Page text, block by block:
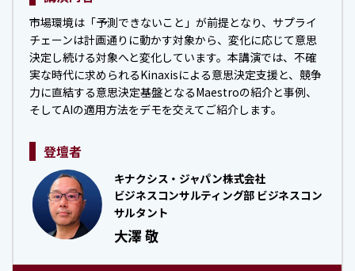
市場環境は「予測できないこと」が前提となり、サプライ
チェーンは計画通りに動かす対象から、変化に応じて意思
決定し続ける対象へと変化しています。本講演では、不確
実な時代に求められるKinaxisによる意思決定支援と、競争
力に直結する意思決定基盤となるMaestroの紹介と事例、
そしてAIの適用方法をデモを交えてご紹介します。
登壇者
キナクシス・ジャパン株式会社
ビジネスコンサルティング部 ビジネスコン
サルタント
大澤 敬